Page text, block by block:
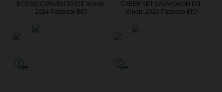
ROSSO CONVENTO IGT Veneto
2024 Pizzolato BIO
CABERNET SAUVIGNON IGT
Veneto 2023 Pizzolato BIO